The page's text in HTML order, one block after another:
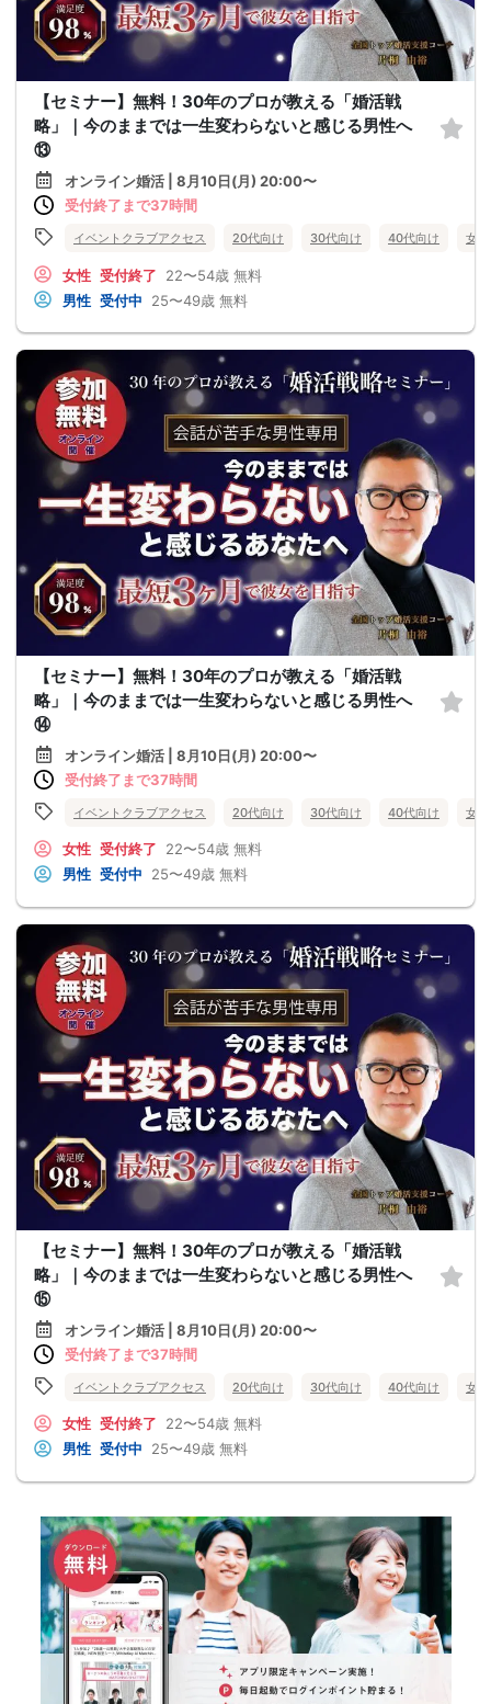
【セミナー】無料！30年のプロが教える「婚活戦
略」｜今のままでは一生変わらないと感じる男性へ
⑬
オンライン婚活 | 8月10日(月) 20:00〜
受付終了まで37時間
イベントクラブアクセス 20代向け 30代向け 40代向け 女
女性 受付終了 22〜54歳 無料
男性 受付中 25〜49歳 無料
【セミナー】無料！30年のプロが教える「婚活戦
略」｜今のままでは一生変わらないと感じる男性へ
⑭
オンライン婚活 | 8月10日(月) 20:00〜
受付終了まで37時間
イベントクラブアクセス 20代向け 30代向け 40代向け 女
女性 受付終了 22〜54歳 無料
男性 受付中 25〜49歳 無料
【セミナー】無料！30年のプロが教える「婚活戦
略」｜今のままでは一生変わらないと感じる男性へ
⑮
オンライン婚活 | 8月10日(月) 20:00〜
受付終了まで37時間
イベントクラブアクセス 20代向け 30代向け 40代向け 女
女性 受付終了 22〜54歳 無料
男性 受付中 25〜49歳 無料